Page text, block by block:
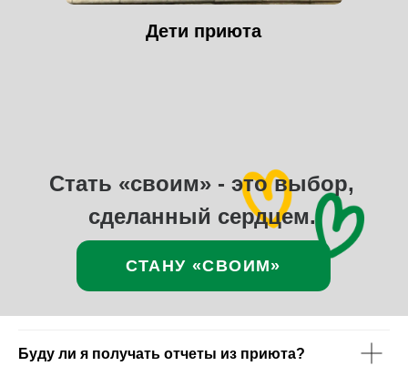
Буду ли я получать отчеты из приюта?